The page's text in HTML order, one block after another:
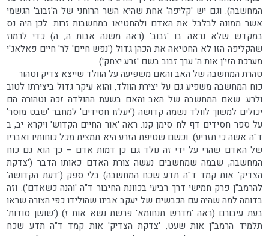
המחשבה). וגם יש 'קליפה' אחת שהיא השר הרוחני של ה'זבוב' הגשמי
אשר ממונה לבלבל את האדם ולהחטיאו במחשבות זרות. לכן היה נס
במקדש שלא נראה בו 'זבוב' (ראה משנה אבות ה, ה) כדי לרמוז
שהקליפה הזו לא החטיאה את הכהן גדול ('נפש חיים' לר' חיים פאלאג'י
מערכת הזי'ן אות ה' ערך זבוב בשם 'זרע יצחק').
טהרת המחשבה של האב והאם משפיעה על הוולד שייצא צדיק וטהור
כוח המחשבה משפיע גם על יצירת הוולד, והוא עיקר גדול ביצירתו לטוב
ולרע. שאם המחשבה של האב והאם בשעת ההולדה זכה וטהורה הם
יכולים למשוך לוולד נשמה קדושה ('יעלזו חסידים' למחבר 'שבט מוסר'
על ספר חסידים דף לח סימן קנו. ראה 'אור החיים הקדוש' ויקרא יב, ב
ד"ה אשה כי תזריע). וכשם שטיפת הזרע היא תמצית מכל כוחותיו ואבריו
של האדם שהרי על ידי זה נולד גם כן דמות אדם – כך הוא גם כוח
המחשבה, שבמה שמחשבים נעשה צורת האדם כאותו הדבר ('צדקת
הצדיק' אות קמד ד"ה תדע שכח המחשבה) בלי ספק ('דעת הקדושה'
להרמב"ן פרק חמישי דרך רביעי בכוונת החיבור ד"ה 'והנה כשאדם'). וזה
בדומה למה שהיה עם הכבשים של יעקב אבינו שהולידו כפי הצורה שראו
בעת עיבורם (ראה 'מדרש תנחומא' פרשת נשא אות ז) ('שושן סודות'
תלמיד הרמב"ן אות שעט, 'צדקת הצדיק' אות קמד ד"ה תדע שכח